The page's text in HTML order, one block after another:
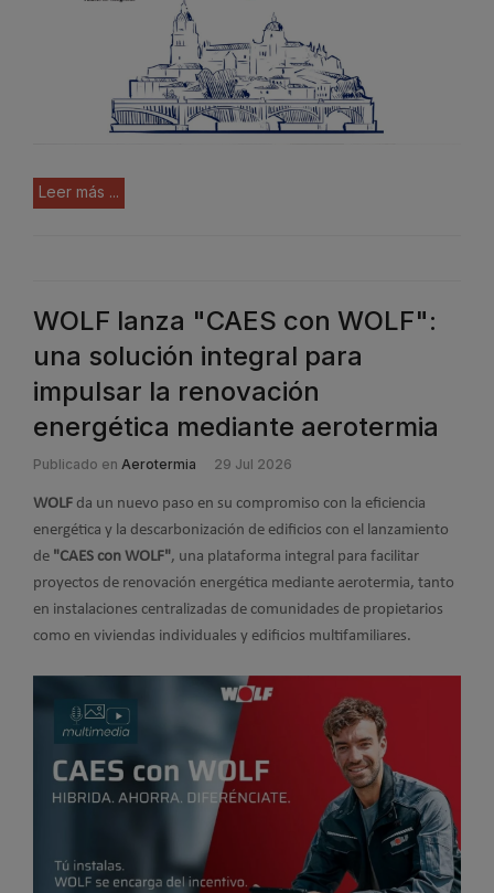
Leer más ...
WOLF lanza "CAES con WOLF":
una solución integral para
impulsar la renovación
energética mediante aerotermia
Publicado en Aerotermia 29 Jul 2026
WOLF da un nuevo paso en su compromiso con la eficiencia
energética y la descarbonización de edificios con el lanzamiento
de "CAES con WOLF", una plataforma integral para facilitar
proyectos de renovación energética mediante aerotermia, tanto
en instalaciones centralizadas de comunidades de propietarios
como en viviendas individuales y edificios multifamiliares.